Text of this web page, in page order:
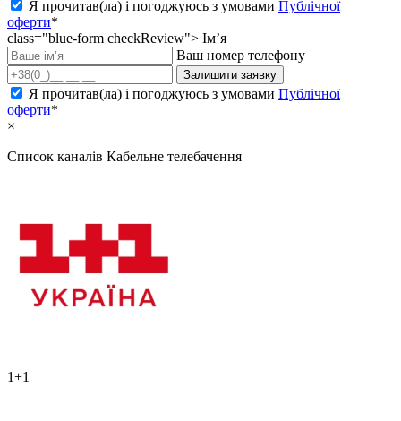
Я прочитав(ла) і погоджуюсь з умовами Публічної
оферти*
class="blue-form checkReview"> Ім’я
Ваш номер телефону
Залишити заявку
Я прочитав(ла) і погоджуюсь з умовами Публічної
оферти*
×
Список каналів Кабельне телебачення
1+1